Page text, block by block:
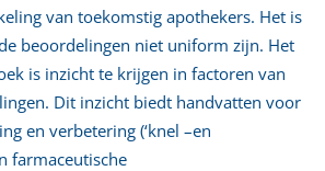
van toekomstig apothekers. Het is
beoordelingen niet uniform zijn. Het
is inzicht te krijgen in factoren van
Dit inzicht biedt handvatten voor
en verbetering (‘knel –en
farmaceutische